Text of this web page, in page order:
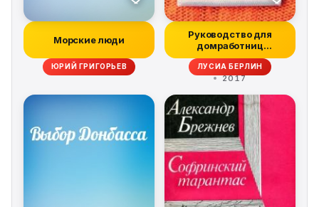
Морские люди
ЮРИЙ ГРИГОРЬЕВ
Руководство для
домработниц
(сборник)
ЛУСИА БЕРЛИН
2017